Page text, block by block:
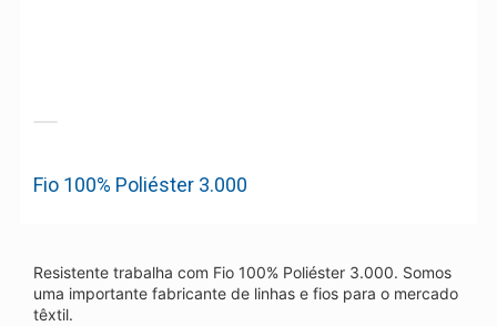
Fio 100% Poliéster 3.000
Resistente trabalha com Fio 100% Poliéster 3.000. Somos
uma importante fabricante de linhas e fios para o mercado
têxtil.